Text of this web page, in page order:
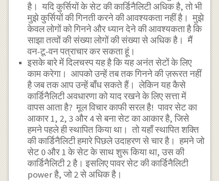
है। यदि कुर्सियों के सेट की कार्डिनैलिटी अधिक है, तो भी
मुझे कुर्सियों की गिनती करने की आवश्यकता नहीं है। मुझे
केवल लोगों को गिनने और ध्यान देने की आवश्यकता है कि
साझा तत्वों की संख्या लोगों की संख्या से अधिक है। मैं
वन-टू-वन पत्राचार कर सकता हूं।
इसके बारे में दिलचस्प यह है कि यह अनंत सेटों के लिए
काम करेगा। आपको उन्हें तब तक गिनने की ज़रूरत नहीं
है जब तक आप उन्हें बाँध सकते हैं। लेकिन यह कैसे
कार्डिनैलिटी अवधारणा को याद रखने के लिए सत्ता में
वापस आता है? मूल विचार काफी सरल है! पावर सेट का
आकार 1, 2, 3 और 4 से बना सेट का आकार है, जिसे
हमने पहले ही स्थापित किया था। तो यहाँ स्थापित शक्ति
की कार्डिनैलिटी हमारे पिछले उदाहरण से चार है। हमने जो
सेट 0 और 1 के सेट के साथ शुरू किया था, उस की
कार्डिनैलिटी 2 है। इसलिए पावर सेट की कार्डिनैलिटी
power है, जो 2 से अधिक है।